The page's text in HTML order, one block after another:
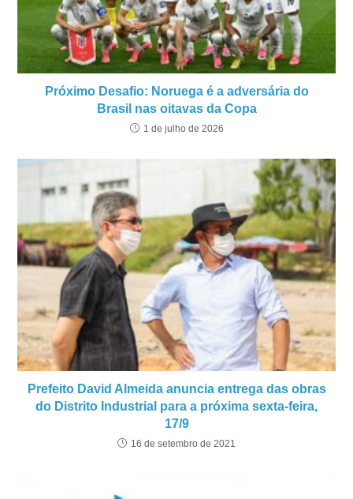
Próximo Desafio: Noruega é a adversária do
Brasil nas oitavas da Copa
1 de julho de 2026
Prefeito David Almeida anuncia entrega das obras
do Distrito Industrial para a próxima sexta-feira,
17/9
16 de setembro de 2021